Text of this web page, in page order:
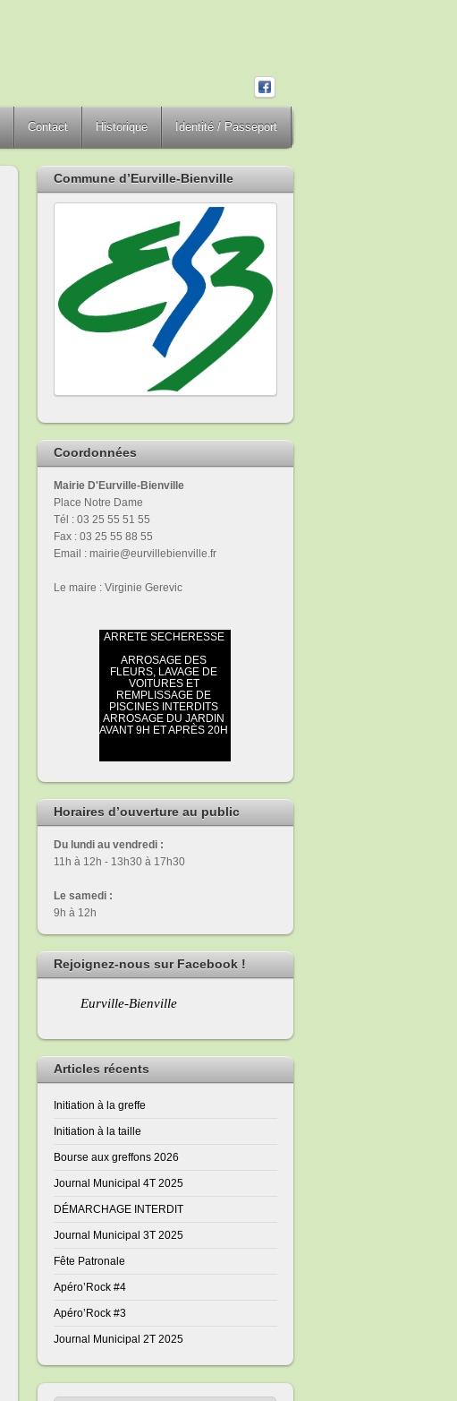
Contact Historique Identité / Passeport
Commune d’Eurville-Bienville
Coordonnées
Mairie D'Eurville-Bienville
Place Notre Dame
Tél : 03 25 55 51 55
Fax : 03 25 55 88 55
Email : mairie@eurvillebienville.fr
Le maire : Virginie Gerevic
Horaires d’ouverture au public
Du lundi au vendredi :
11h à 12h - 13h30 à 17h30
Le samedi :
9h à 12h
Rejoignez-nous sur Facebook !
Eurville-Bienville
Articles récents
Initiation à la greffe
Initiation à la taille
Bourse aux greffons 2026
Journal Municipal 4T 2025
DÉMARCHAGE INTERDIT
Journal Municipal 3T 2025
Fête Patronale
Apéro’Rock #4
Apéro’Rock #3
Journal Municipal 2T 2025